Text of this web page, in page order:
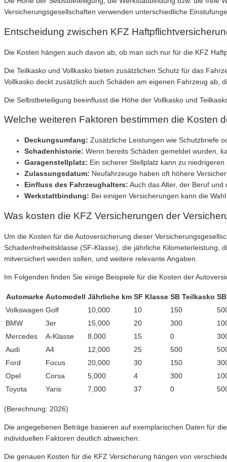
Versicherungsgesellschaften verwenden unterschiedliche
Entscheidung zwischen KFZ
Die Kosten hängen auch davon ab, ob man sich nur für die KFZ
Die Teilkasko und Vollkasko bieten zusätzlichen Schutz für das
Vollkasko deckt zusätzlich auch Schäden am eigenen Fahrzeug ab,
Die Selbstbeteiligung beeinflusst die Höhe der Vollkasko und
Welche weiteren Faktoren bestimmen die Kosten
Deckungsumfang: Zusätzliche Leistungen wie Schutzbriefe
Schadenhistorie: Wenn bereits Schäden gemeldet wurden,
Garagenstellplatz: Ein sicherer Stellplatz kann zu
Zulassungsdatum: Neufahrzeuge haben oft höhere
Einfluss des Fahrzeughalters: Auch das Alter, der Beruf
Werkstattbindung: Bei einigen Versicherungen kann die
Was kosten die KFZ Versicherungen der
Um die Kosten für die Autoversicherung dieser
Schadenfreiheitsklasse (SF-Klasse), die jährliche Kilometerleistung,
mitversichert werden sollen, und weitere relevante Angaben.
Im Folgenden finden Sie einige Beispiele für die Kosten der
Automarke Automodell Jährliche km SF Klasse SB Teilkasko
Volkswagen Golf 10,000 10 150
BMW
3er 15,000 20 300
Mercedes
A-Klasse 8,000 15 0
Audi
A4 12,000 25 500
Ford
Focus 20,000 30 150
Opel
Corsa 5,000 4 300
Toyota
Yaris 7,000 37 0
(Berechnung: 2026)
Die angegebenen Beträge basieren auf exemplarischen Daten für
individuellen Faktoren deutlich abweichen.
Die genauen Kosten für die KFZ Versicherung hängen von